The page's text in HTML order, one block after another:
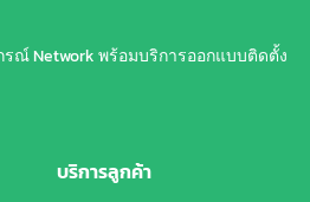
ณ์ Network พร้อมบริการออกแบบติดตั้ง
บริการลูกค้า